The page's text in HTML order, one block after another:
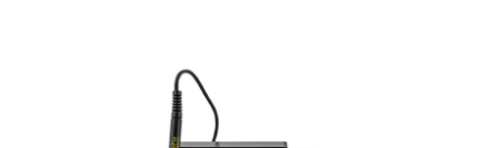
Produkte të ngjashme